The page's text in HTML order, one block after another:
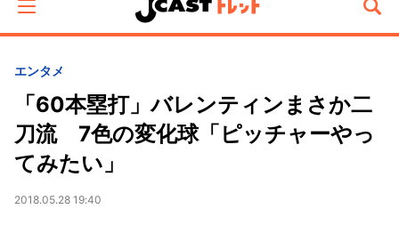
エンタメ
「60本塁打」バレンティンまさか二
刀流 7色の変化球「ピッチャーやっ
てみたい」
2018.05.28 19:40